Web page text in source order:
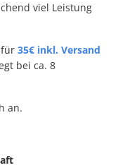
viel Leistung
35€ inkl. Versand
bei ca. 8
an.